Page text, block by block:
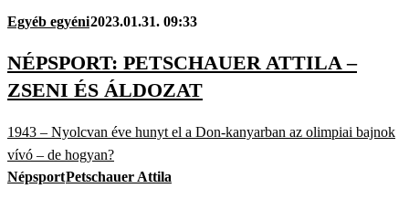
Egyéb egyéni2023.01.31. 09:33
NÉPSPORT: PETSCHAUER ATTILA –
ZSENI ÉS ÁLDOZAT
1943 – Nyolcvan éve hunyt el a Don-kanyarban az olimpiai bajnok
vívó – de hogyan?
NépsportPetschauer Attila